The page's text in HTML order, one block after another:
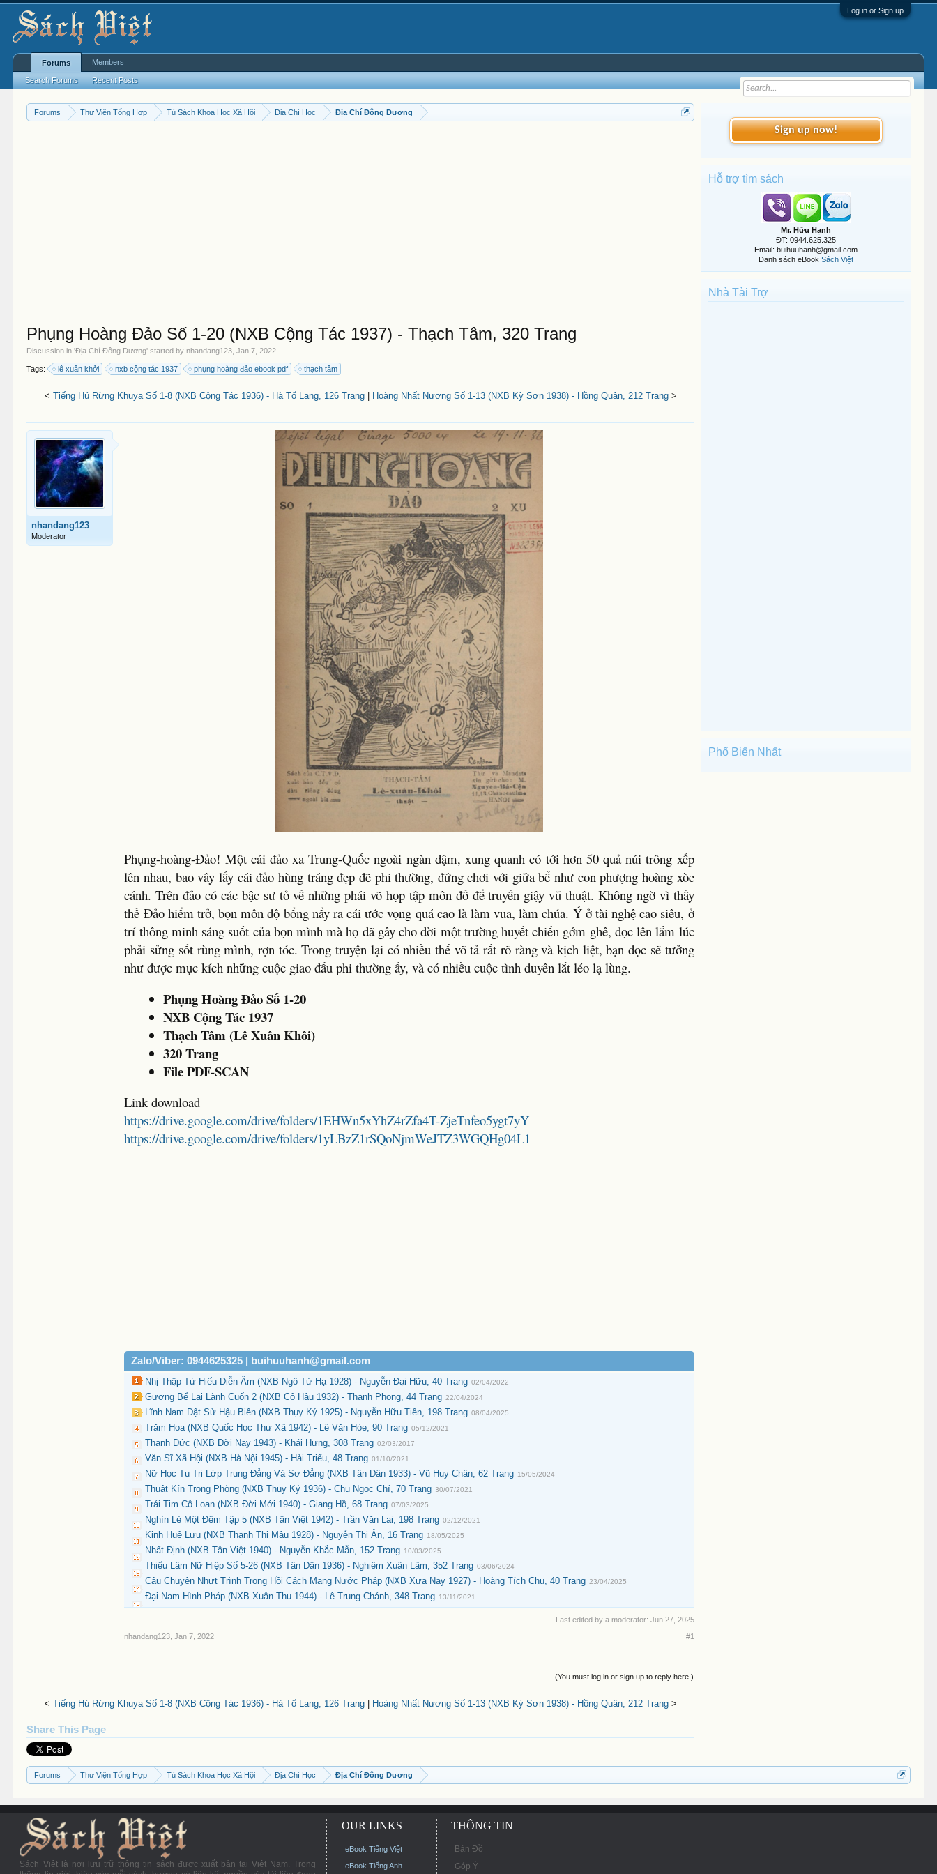
Log in or Sign up
Forums Thư Viện Tổng Hợp Tủ Sách Khoa Học Xã Hội Địa Chí Học Địa Chí Đông Dương
Phụng Hoàng Đảo Số 1-20 (NXB Cộng Tác 1937) - Thạch Tâm, 320 Trang
Discussion in 'Địa Chí Đông Dương' started bynhandang123 ,Jan 7, 2022
Tags: lê xuân khởi nxb cộng tác 1937 phụng hoàng đảo ebook pdf thạch tâm
< Tiếng Hú Rừng Khuya Số 1-8 (NXB Cộng Tác 1936) - Hà Tố Lang, 126 Trang| Hoàng Nhất Nương Số 1-13 (NXB Kỳ Sơn 1938) - Hồng Quân, 212 Trang>
nhandang123
Moderator
Phụng-hoàng-Đảo! Một cái đảo xa Trung-Quốc ngoài ngàn dậm, xung quanh có tới hơn 50 quả núi trông xếp
lên nhau, bao vây lấy cái đảo hùng tráng đẹp đẽ phi thường, đứng chơi với giữa bể như con phượng hoàng xòe
cánh. Trên đảo có các bậc sư tỏ về những phái võ họp tập môn đồ để truyền giậy vũ thuật. Không ngờ vì thấy
thế Đảo hiểm trở, bọn môn độ bổng nẩy ra cái ước vọng quá cao là làm vua, làm chúa. Ý ở tài nghệ cao siêu, ở
trí thông minh sáng suốt của bọn mình mà họ đã gây cho đời một trường huyết chiến gớm ghê, đọc lên lắm lúc
phải sửng sốt rùng mình, rợn tóc. Trong truyện lại có nhiều thế võ tả rất rõ ràng và kịch liệt, bạn đọc sẽ tưởng
như được mục kích những cuộc giao đấu phi thường ấy, và có nhiều cuộc tình duyên lắt léo lạ lùng.
Phụng Hoàng Đảo Số 1-20
NXB Cộng Tác 1937
Thạch Tâm (Lê Xuân Khôi)
320 Trang
File PDF-SCAN
Link download
https://drive.google.com/drive/folders/1EHWn5xYhZ4rZfa4T-ZjeTnfeo5ygt7yY
https://drive.google.com/drive/folders/1yLBzZ1rSQoNjmWeJTZ3WGQHg04L1
Zalo/Viber: 0944625325 | buihuuhanh@gmail.com
Nhị Thập Tứ Hiếu Diễn Âm (NXB Ngô Tử Hạ 1928) - Nguyễn Đại Hữu, 40 Trang 02/04/2022
Gương Bể Lại Lành Cuốn 2 (NXB Cô Hậu 1932) - Thanh Phong, 44 Trang 22/04/2024
Lĩnh Nam Dật Sử Hậu Biên (NXB Thụy Ký 1925) - Nguyễn Hữu Tiền, 198 Trang 08/04/2025
Trăm Hoa (NXB Quốc Học Thư Xã 1942) - Lê Văn Hòe, 90 Trang 05/12/2021
Thanh Đức (NXB Đời Nay 1943) - Khái Hưng, 308 Trang 02/03/2017
Văn Sĩ Xã Hội (NXB Hà Nội 1945) - Hải Triểu, 48 Trang 01/10/2021
Nữ Học Tu Tri Lớp Trung Đẳng Và Sơ Đẳng (NXB Tân Dân 1933) - Vũ Huy Chân, 62 Trang 15/05/2024
Thuật Kín Trong Phòng (NXB Thụy Ký 1936) - Chu Ngọc Chí, 70 Trang 30/07/2021
Trái Tim Cô Loan (NXB Đời Mới 1940) - Giang Hồ, 68 Trang 07/03/2025
Nghìn Lẻ Một Đêm Tập 5 (NXB Tân Việt 1942) - Trần Văn Lai, 198 Trang 02/12/2021
Kinh Huệ Lưu (NXB Thạnh Thị Mậu 1928) - Nguyễn Thị Ân, 16 Trang 18/05/2025
Nhất Định (NXB Tân Việt 1940) - Nguyễn Khắc Mẫn, 152 Trang 10/03/2025
Thiếu Lâm Nữ Hiệp Số 5-26 (NXB Tân Dân 1936) - Nghiêm Xuân Lãm, 352 Trang 03/06/2024
Câu Chuyện Nhựt Trình Trong Hồi Cách Mạng Nước Pháp (NXB Xưa Nay 1927) - Hoàng Tích Chu, 40 Trang 23/04/2025
Đại Nam Hình Pháp (NXB Xuân Thu 1944) - Lê Trung Chánh, 348 Trang 13/11/2021
Last edited by a moderator: Jun 27, 2025
nhandang123 Jan 7, 2022 #1
(You must log in or sign up to reply here.)
< Tiếng Hú Rừng Khuya Số 1-8 (NXB Cộng Tác 1936) - Hà Tố Lang, 126 Trang| Hoàng Nhất Nương Số 1-13 (NXB Kỳ Sơn 1938) - Hồng Quân, 212 Trang>
Share This Page
Sign up now!
Hỗ trợ tìm sách
Mr. Hữu Hạnh
ĐT: 0944.625.325
Email: buihuuhanh@gmail.com
Danh sách eBook Sách Việt
Nhà Tài Trợ
Phổ Biến Nhất
Forums Thư Viện Tổng Hợp Tủ Sách Khoa Học Xã Hội Địa Chí Học Địa Chí Đông Dương
Forums
Search Forums Recent Posts
Members
Sách Việt là nơi lưu trữ thông tin sách được xuất bản tại Việt Nam. Trong
OUR LINKS
eBook Tiếng Việt
eBook Tiếng Anh
THÔNG TIN
Bản Đồ
Góp Ý